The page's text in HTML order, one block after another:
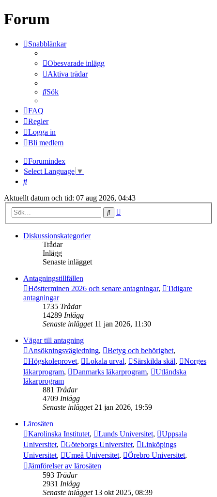
Forum
Snabblänkar
Obesvarade inlägg
Aktiva trådar
Sök
FAQ
Regler
Logga in
Bli medlem
Forumindex
Select Language ▼
Sök
Aktuellt datum och tid: 07 aug 2026, 04:43
Sök
Diskussionskategorier
Trådar
Inlägg
Senaste inlägget
Antagningstillfällen
Höstterminen 2026 och senare antagningar,
Tidigare
antagningar
1735 Trådar
14289 Inlägg
Senaste inlägget 11 jan 2026, 11:30
Vägar till antagning
Ansökningsvägledning, Betyg och behörighet,
Högskoleprovet, Lokala urval, Särskilda skäl,
Norges
läkarprogram, Danmarks läkarprogram,
Utländska
läkarprogram
881 Trådar
4709 Inlägg
Senaste inlägget 21 jan 2026, 19:59
Lärosäten
Karolinska Institutet, Lunds Universitet,
Uppsala
Universitet, Göteborgs Universitet,
Linköpings
Universitet, Umeå Universitet, Örebro Universitet,
Jämförelser av lärosäten
593 Trådar
2931 Inlägg
Senaste inlägget 13 okt 2025, 08:39